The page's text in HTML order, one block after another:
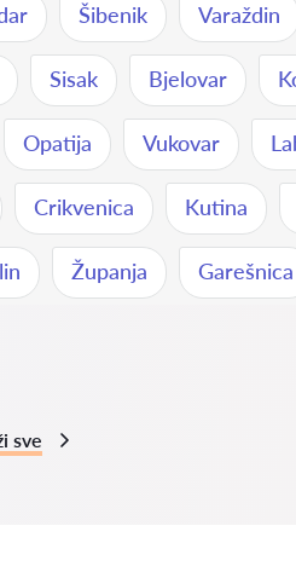
Šibenik Varaždin
Sisak Bjelovar
Opatija Vukovar
Crikvenica Kutina
Županja Garešnica
sve